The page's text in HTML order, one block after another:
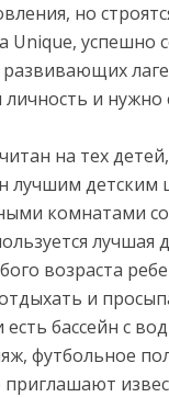
но
Unique, успешно
развивающих
и
на тех
лучшим детским
комнатами
возраста
и
бассейн с
футбольное